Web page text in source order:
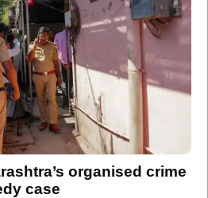
organised crime
case